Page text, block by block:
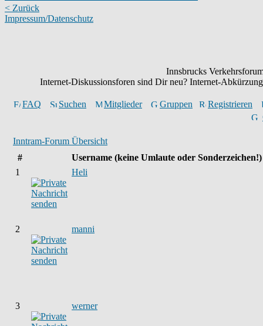
< Zurück
Impressum/Datenschutz
Innsbrucks
Internet-Diskussionsforen sind Dir neu? Internet-
FAQ Suchen Mitglieder Gruppen
Registrieren
Inntram-Forum Übersicht
#
Username (keine Umlaute oder Sonderzeichen!)
1
Heli
2 manni
3 werner